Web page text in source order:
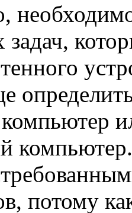
задач,
потому